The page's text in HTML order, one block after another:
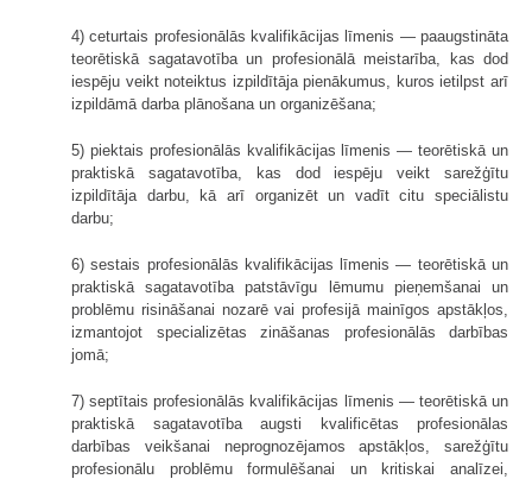
4) ceturtais profesionālās kvalifikācijas līmenis — paaugstināta
teorētiskā sagatavotība un profesionālā meistarība, kas dod
iespēju veikt noteiktus izpildītāja pienākumus, kuros ietilpst arī
izpildāmā darba plānošana un organizēšana;
5) piektais profesionālās kvalifikācijas līmenis — teorētiskā un
praktiskā sagatavotība, kas dod iespēju veikt sarežģītu
izpildītāja darbu, kā arī organizēt un vadīt citu speciālistu
darbu;
6) sestais profesionālās kvalifikācijas līmenis — teorētiskā un
praktiskā sagatavotība patstāvīgu lēmumu pieņemšanai un
problēmu risināšanai nozarē vai profesijā mainīgos apstākļos,
izmantojot specializētas zināšanas profesionālās darbības
jomā;
7) septītais profesionālās kvalifikācijas līmenis — teorētiskā un
praktiskā sagatavotība augsti kvalificētas profesionālas
darbības veikšanai neprognozējamos apstākļos, sarežģītu
profesionālu problēmu formulēšanai un kritiskai analīzei,